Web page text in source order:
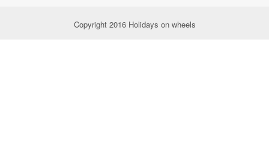
Copyright 2016 Holidays on wheels